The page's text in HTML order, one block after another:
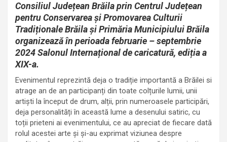
Consiliul Județean Brăila prin Centrul Județean
pentru Conservarea și Promovarea Culturii
Tradiționale Brăila și Primăria Municipiului Brăila
organizează în perioada februarie – septembrie
2024 Salonul Internațional de caricatură, ediția a
XIX-a.
Evenimentul reprezintă deja o tradiție importantă a Brăilei si
atrage an de an participanți din toate colțurile lumii, unii
artiști la început de drum, alții, prin numeroasele participări,
deja personalități în această lume a desenului satiric, cu
toții prieteni ai evenimentului, ce au apreciat de fiecare dată
rolul acestei arte și și-au exprimat viziunea despre